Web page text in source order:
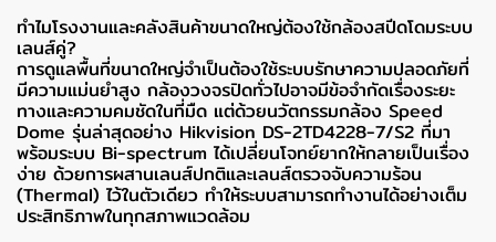
ทำไมโรงงานและคลังสินค้าขนาดใหญ่ต้องใช้กล้องสปีดโดมระบบ
เลนส์คู่?
การดูแลพื้นที่ขนาดใหญ่จำเป็นต้องใช้ระบบรักษาความปลอดภัยที่
มีความแม่นยำสูง กล้องวงจรปิดทั่วไปอาจมีข้อจำกัดเรื่องระยะ
ทางและความคมชัดในที่มืด แต่ด้วยนวัตกรรมกล้อง Speed
Dome รุ่นล่าสุดอย่าง Hikvision DS-2TD4228-7/S2 ที่มา
พร้อมระบบ Bi-spectrum ได้เปลี่ยนโจทย์ยากให้กลายเป็นเรื่อง
ง่าย ด้วยการผสานเลนส์ปกติและเลนส์ตรวจจับความร้อน
(Thermal) ไว้ในตัวเดียว ทำให้ระบบสามารถทำงานได้อย่างเต็ม
ประสิทธิภาพในทุกสภาพแวดล้อม